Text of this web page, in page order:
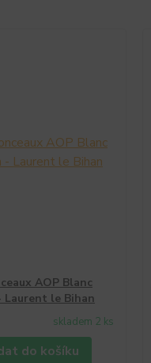
AOP Blanc
Laurent le Bihan
skladem 2 ks
do košíku